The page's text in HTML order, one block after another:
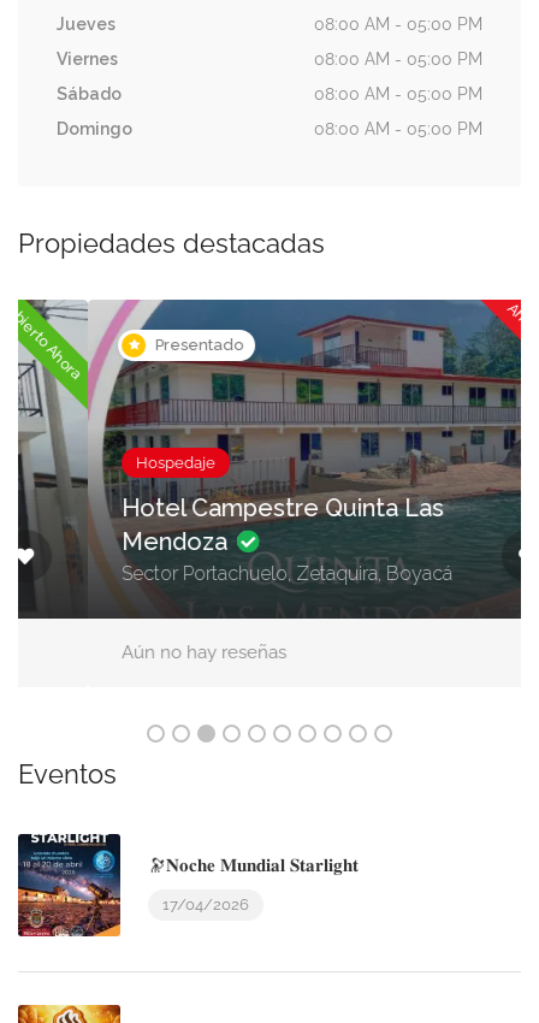
Jueves
08:00 AM - 05:00 PM
Viernes
08:00 AM - 05:00 PM
Sábado
08:00 AM - 05:00 PM
Domingo
08:00 AM - 05:00 PM
Propiedades destacadas
Presentado Ahora cerrado
Hospedaje
Hotel Campestre Quinta Las
Mendoza
Sector Portachuelo, Zetaquira, Boyacá
Aún no hay reseñas
Eventos
🔭𝐍𝐨𝐜𝐡𝐞 𝐌𝐮𝐧𝐝𝐢𝐚𝐥 𝐒𝐭𝐚𝐫𝐥𝐢𝐠𝐡𝐭
17/04/2026